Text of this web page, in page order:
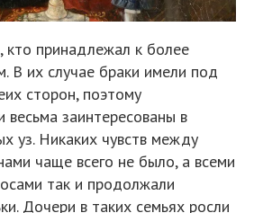
принадлежал к более
В их случае браки имели под
сторон, поэтому
весьма заинтересованы в
уз. Никаких чувств между
чаще всего не было, а всеми
так и продолжали
Дочери в таких семьях росли